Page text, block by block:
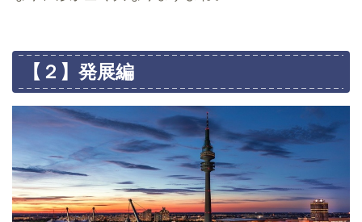
【２】発展編